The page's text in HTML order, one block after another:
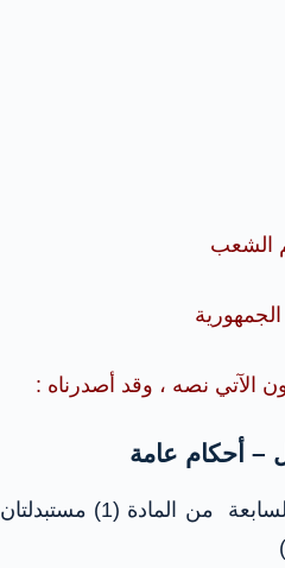
الشعب
الآتي نصه ، وقد أصدرناه :
– أحكام عامة
مادة 1 (( الفقرتان الثالثة والسابعة من المادة (1) مستبدلتان